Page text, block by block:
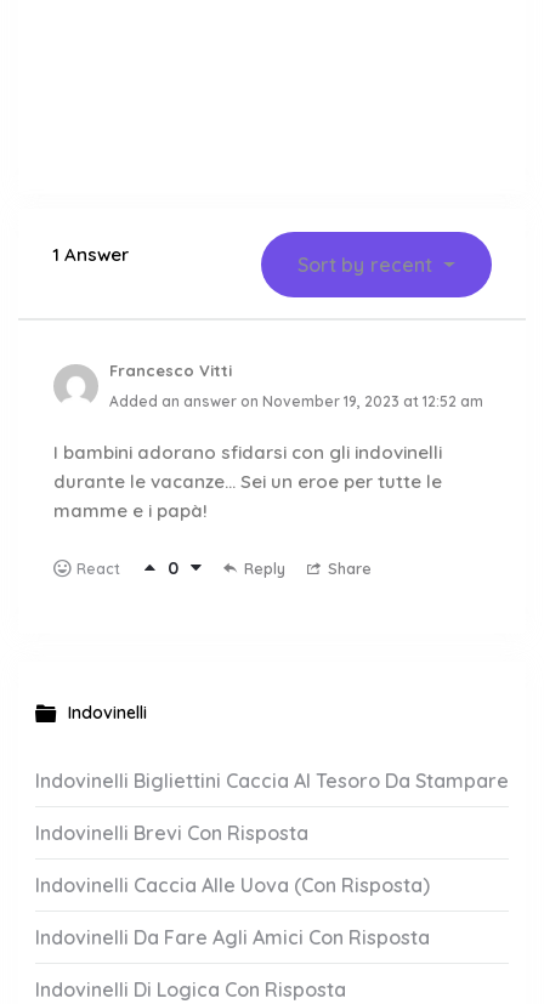
1 Answer Sort by recent
Francesco Vitti
Added an answer on November 19, 2023 at 12:52 am
I bambini adorano sfidarsi con gli indovinelli
durante le vacanze… Sei un eroe per tutte le
mamme e i papà!
React 0 Reply Share
Indovinelli
Indovinelli Bigliettini Caccia Al Tesoro Da Stampare
Indovinelli Brevi Con Risposta
Indovinelli Caccia Alle Uova (Con Risposta)
Indovinelli Da Fare Agli Amici Con Risposta
Indovinelli Di Logica Con Risposta